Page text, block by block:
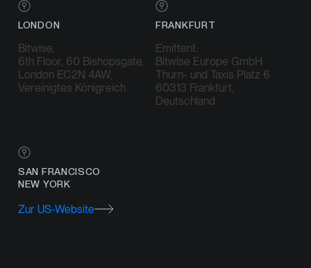
LONDON
Bitwise,
6th Floor, 60 Bishopsgate,
London EC2N 4AW,
Vereinigtes Königreich
FRANKFURT
Emittent:
Bitwise Europe GmbH
Thurn- und Taxis Platz 6
60313 Frankfurt,
Deutschland
SAN FRANCISCO
NEW YORK
Zur US-Website